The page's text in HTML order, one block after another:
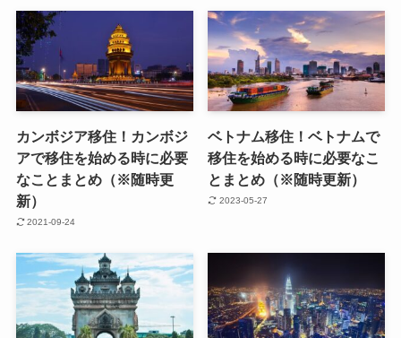
カンボジア移住！カンボジ
アで移住を始める時に必要
なことまとめ（※随時更
新）
2021-09-24
ベトナム移住！ベトナムで
移住を始める時に必要なこ
とまとめ（※随時更新）
2023-05-27